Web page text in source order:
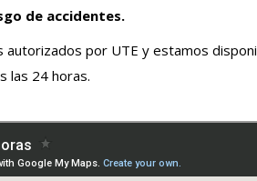
de accidentes.
por UTE y estamos
las 24 horas.